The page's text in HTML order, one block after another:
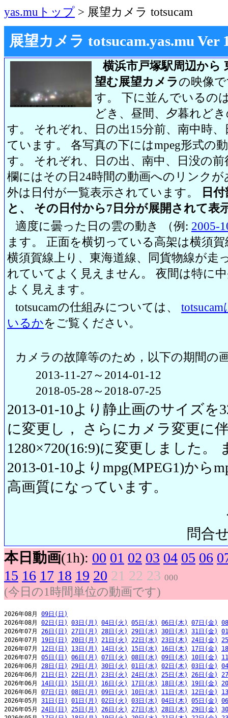
yas.muトップ > 展望カメラ totsucam
展望カメラ totsucam.yas.mu Ver
横浜市戸塚駅周辺から
望む展望カメラの映像
す。 下に並んでいるの
どき、昼間、夕暮れど
す。 それぞれ、日の出15分前、南中時
ています。 各写真の下にはmpeg形式の
す。 それぞれ、日の出、南中、日没の
欄にはその日24時間の動画へのリンク
外は日付が一覧表示されています。
日
と、 その日付から7日分が展開されて表
適度に曇った日の雲の動き （例: 2005-
ます。 正面を横切っている高架は横須
横須賀線上り、東海道線、同貨物線が走
れていてよく見えません。 夜間は特に
よく見えます。
totsucamの仕組みについては、
いるかをご覧ください。
カメラの故障等のため，以下の期間の
2013-11-27～2014-01-12
2018-05-28～2018-07-25
2013-01-10より静止画のサイズを
に変更し， さらにカメラ変更に
1280×720(16:9)に変更しました。
2013-01-10よりmpg(MPEG1)から
高画質になっています。
問合
本日動画(1h): 00 01 02 03 04 05 06
15 16 17 18 19 20 21 22 23 000
(今日の1時間単位の動画です)
2026年08月 09日(日)
2026年08月 02日(日) 03日(月) 04日(火) 05日(水) 06日(木) 07日(金)
2026年07月 26日(日) 27日(月) 28日(火) 29日(水) 30日(木) 31日(金)
2026年07月 19日(日) 20日(月) 21日(火) 22日(水) 23日(木) 24日(金)
2026年07月 12日(日) 13日(月) 14日(火) 15日(水) 16日(木) 17日(金)
2026年07月 05日(日) 06日(月) 07日(火) 08日(水) 09日(木) 10日(金)
2026年06月 28日(日) 29日(月) 30日(火) 01日(水) 02日(木) 03日(金)
2026年06月 21日(日) 22日(月) 23日(火) 24日(水) 25日(木) 26日(金)
2026年06月 14日(日) 15日(月) 16日(火) 17日(水) 18日(木) 19日(金)
2026年06月 07日(日) 08日(月) 09日(火) 10日(水) 11日(木) 12日(金)
2026年05月 31日(日) 01日(月) 02日(火) 03日(水) 04日(木) 05日(金)
2026年05月 24日(日) 25日(月) 26日(火) 27日(水) 28日(木) 29日(金)